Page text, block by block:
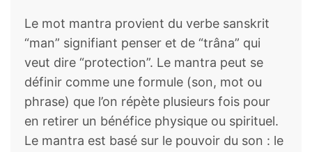
Le mot mantra provient du verbe sanskrit
“man” signifiant penser et de “trâna” qui
veut dire “protection”. Le mantra peut se
définir comme une formule (son, mot ou
phrase) que l’on répète plusieurs fois pour
en retirer un bénéfice physique ou spirituel.
Le mantra est basé sur le pouvoir du son : le